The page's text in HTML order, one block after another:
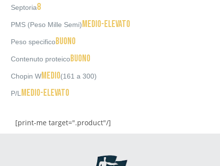
Septoria8
PMS (Peso Mille Semi)Medio-elevato
Peso specificoBuono
Contenuto proteicoBuono
Chopin WMedio(161 a 300)
P/L Medio-elevato
[print-me target=".product"/]